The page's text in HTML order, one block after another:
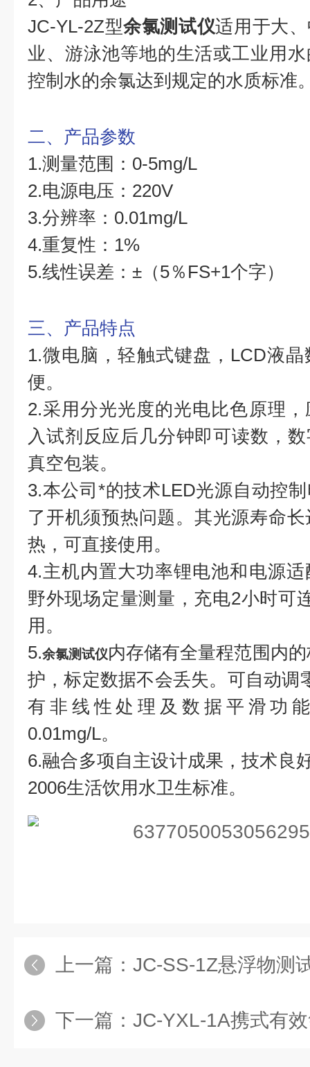
JC-YL-2Z型余氯测试仪适用于大
业、游泳池等地的生活或工业用
控制水的余氯达到规定的水质标准
二、产品参数
1.测量范围：0-5mg/L
2.电源电压：220V
3.分辨率：0.01mg/L
4.重复性：1%
5.线性误差：±（5％FS+1个字）
三、产品特点
1.微电脑，轻触式键盘，LCD液
便。
2.采用分光光度的光电比色原理
入试剂反应后几分钟即可读数，
真空包装。
3.本公司*的技术LED光源自动控
了开机须预热问题。其光源寿命
热，可直接使用。
4.主机内置大功率锂电池和电源
野外现场定量测量，充电2小时可
用。
5.余氯测试仪内存储有全量程范围内
护，标定数据不会丢失。可自动调
有非线性处理及数据平滑功
0.01mg/L。
6.融合多项自主设计成果，技术良
2006生活饮用水卫生标准。
上一篇： JC-SS-1Z悬浮物测
下一篇： JC-YXL-1A携式有